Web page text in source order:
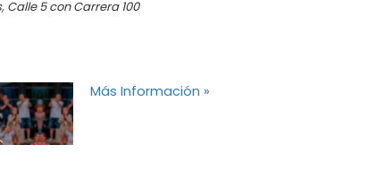
Calle 5 con Carrera 100
Más Información »